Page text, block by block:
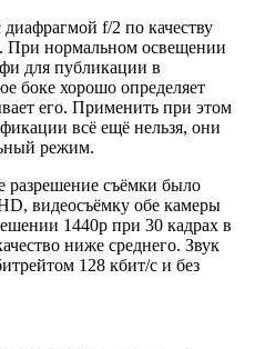
f/2 по качеству
При нормальном освещении
для публикации в
боке хорошо определяет
его. Применить при этом
всё ещё нельзя, они
режим.
разрешение съёмки было
видеосъёмку обе камеры
1440p при 30 кадрах в
ниже среднего. Звук
128 кбит/с и без